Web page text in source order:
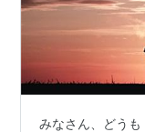
みなさん、どうも